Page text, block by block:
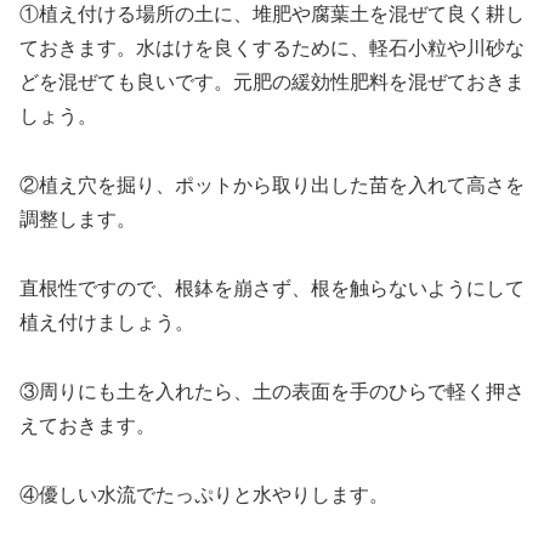
①植え付ける場所の土に、堆肥や腐葉土を混ぜて良く耕し
ておきます。水はけを良くするために、軽石小粒や川砂な
どを混ぜても良いです。元肥の緩効性肥料を混ぜておきま
しょう。
②植え穴を掘り、ポットから取り出した苗を入れて高さを
調整します。
直根性ですので、根鉢を崩さず、根を触らないようにして
植え付けましょう。
③周りにも土を入れたら、土の表面を手のひらで軽く押さ
えておきます。
④優しい水流でたっぷりと水やりします。